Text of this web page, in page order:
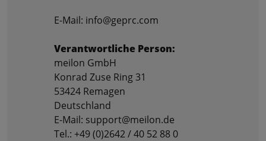
E-Mail: info@geprc.com
Verantwortliche Person:
meilon GmbH
Konrad Zuse Ring 31
53424 Remagen
Deutschland
E-Mail: support@meilon.de
Tel.: +49 (0)2642 / 40 52 88 0